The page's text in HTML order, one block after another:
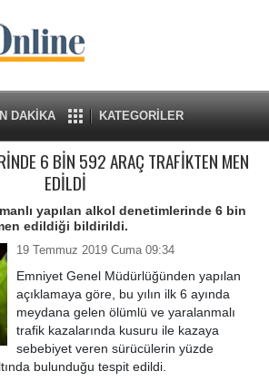
DAKİKA KATEGORİLER
6 BİN 592 ARAÇ TRAFİKTEN MEN
EDİLDİ
yapılan alkol denetimlerinde 6 bin
edildiği bildirildi.
19 Temmuz 2019 Cuma 09:34
Emniyet Genel Müdürlüğünden yapılan
açıklamaya göre, bu yılın ilk 6 ayında
meydana gelen ölümlü ve yaralanmalı
trafik kazalarında kusuru ile kazaya
sebebiyet veren sürücülerin yüzde
bulunduğu tespit edildi.